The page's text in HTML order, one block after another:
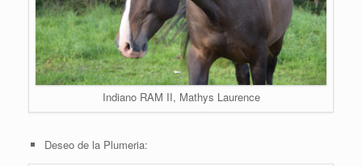
Indiano RAM II, Mathys Laurence
Deseo de la Plumeria: